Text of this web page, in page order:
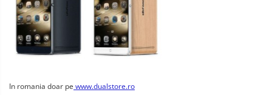
In romania doar pe www.dualstore.ro